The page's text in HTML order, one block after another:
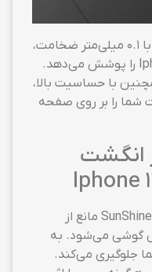
گلس گیمینگ Iphone 11 pro تنها با ۰.۱ میلی‌متر ضخامت،
تمامی صفحه نمایش Iphone 11 pro را پوشش می‌دهد.
با حساسیت بالا،
شما را بر روی صفحه
انگشت
گلس گیمینگ Iphone 11 pro برند SunShine مانع از
گوشی می‌شود. به
جلوگیری می‌کند.